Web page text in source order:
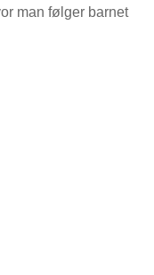
man følger barnet